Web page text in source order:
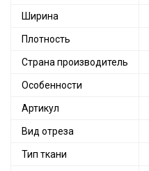
Ширина
Плотность
Страна производитель
Особенности
Артикул
Вид отреза
Тип ткани